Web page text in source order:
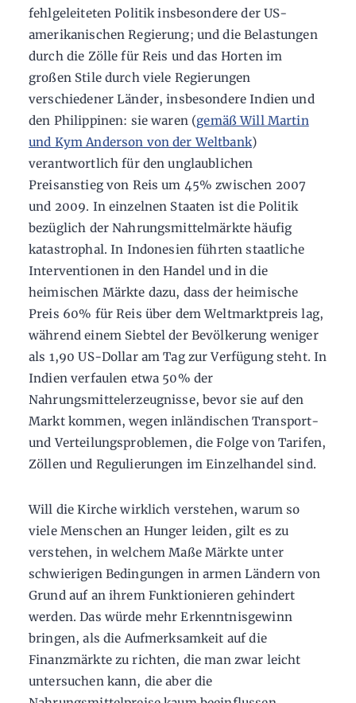
fehlgeleiteten Politik insbesondere der US-
amerikanischen Regierung; und die Belastungen
durch die Zölle für Reis und das Horten im
großen Stile durch viele Regierungen
verschiedener Länder, insbesondere Indien und
den Philippinen: sie waren (gemäß Will Martin
und Kym Anderson von der Weltbank)
verantwortlich für den unglaublichen
Preisanstieg von Reis um 45% zwischen 2007
und 2009. In einzelnen Staaten ist die Politik
bezüglich der Nahrungsmittelmärkte häufig
katastrophal. In Indonesien führten staatliche
Interventionen in den Handel und in die
heimischen Märkte dazu, dass der heimische
Preis 60% für Reis über dem Weltmarktpreis lag,
während einem Siebtel der Bevölkerung weniger
als 1,90 US-Dollar am Tag zur Verfügung steht. In
Indien verfaulen etwa 50% der
Nahrungsmittelerzeugnisse, bevor sie auf den
Markt kommen, wegen inländischen Transport-
und Verteilungsproblemen, die Folge von Tarifen,
Zöllen und Regulierungen im Einzelhandel sind.
Will die Kirche wirklich verstehen, warum so
viele Menschen an Hunger leiden, gilt es zu
verstehen, in welchem Maße Märkte unter
schwierigen Bedingungen in armen Ländern von
Grund auf an ihrem Funktionieren gehindert
werden. Das würde mehr Erkenntnisgewinn
bringen, als die Aufmerksamkeit auf die
Finanzmärkte zu richten, die man zwar leicht
untersuchen kann, die aber die